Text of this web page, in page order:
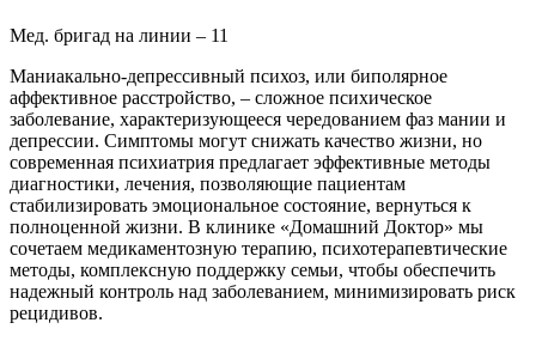
Мед. бригад на линии – 11
Маниакально-депрессивный психоз, или биполярное
аффективное расстройство, – сложное психическое
заболевание, характеризующееся чередованием фаз мании и
депрессии. Симптомы могут снижать качество жизни, но
современная психиатрия предлагает эффективные методы
диагностики, лечения, позволяющие пациентам
стабилизировать эмоциональное состояние, вернуться к
полноценной жизни. В клинике «Домашний Доктор» мы
сочетаем медикаментозную терапию, психотерапевтические
методы, комплексную поддержку семьи, чтобы обеспечить
надежный контроль над заболеванием, минимизировать риск
рецидивов.